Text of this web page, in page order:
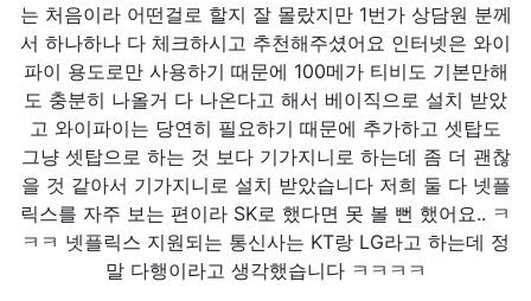
는 처음이라 어떤걸로 할지 잘 몰랐지만 1번가 상담원 분께
서 하나하나 다 체크하시고 추천해주셨어요 인터넷은 와이
파이 용도로만 사용하기 때문에 100메가 티비도 기본만해
도 충분히 나올거 다 나온다고 해서 베이직으로 설치 받았
고 와이파이는 당연히 필요하기 때문에 추가하고 셋탑도
그냥 셋탑으로 하는 것 보다 기가지니로 하는데 좀 더 괜찮
을 것 같아서 기가지니로 설치 받았습니다 저희 둘 다 넷플
릭스를 자주 보는 편이라 SK로 했다면 못 볼 뻔 했어요.. ㅋ
ㅋㅋ 넷플릭스 지원되는 통신사는 KT랑 LG라고 하는데 정
말 다행이라고 생각했습니다 ㅋㅋㅋㅋ